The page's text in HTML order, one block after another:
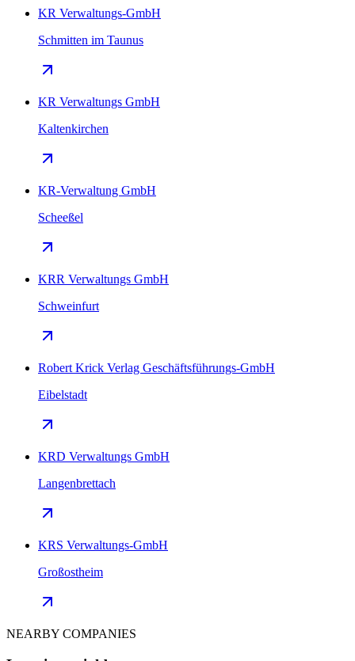
KR Verwaltungs-GmbH
Schmitten im Taunus
KR Verwaltungs GmbH
Kaltenkirchen
KR-Verwaltung GmbH
Scheeßel
KRR Verwaltungs GmbH
Schweinfurt
Robert Krick Verlag Geschäftsführungs-GmbH
Eibelstadt
KRD Verwaltungs GmbH
Langenbrettach
KRS Verwaltungs-GmbH
Großostheim
NEARBY COMPANIES